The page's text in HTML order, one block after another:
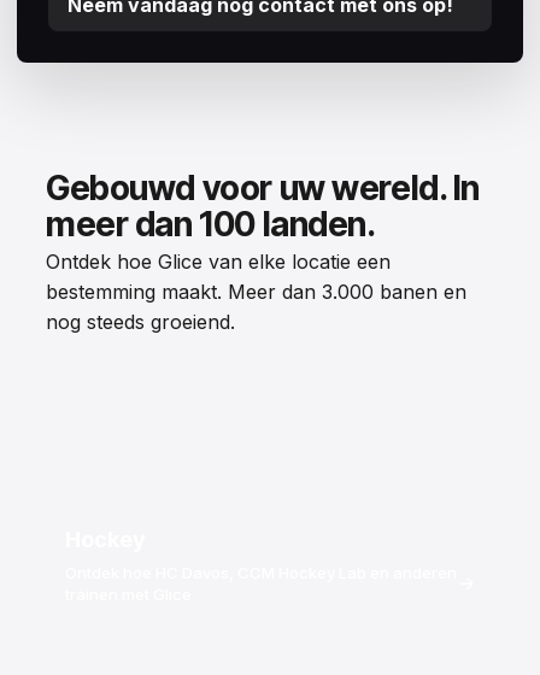
Gebouwd voor uw wereld. In
meer dan 100 landen.
Ontdek hoe Glice van elke locatie een
bestemming maakt. Meer dan 3.000 banen en
nog steeds groeiend.